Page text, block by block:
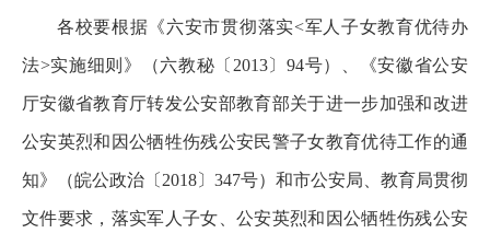
各校要根据《六安市贯彻落实<军人子女教育优待办
法>实施细则》（六教秘〔2013〕94号）、《安徽省公安
厅安徽省教育厅转发公安部教育部关于进一步加强和改进
公安英烈和因公牺牲伤残公安民警子女教育优待工作的通
知》（皖公政治〔2018〕347号）和市公安局、教育局贯彻
文件要求，落实军人子女、公安英烈和因公牺牲伤残公安